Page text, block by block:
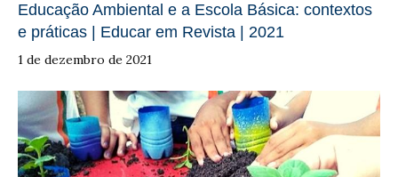
Educação Ambiental e a Escola Básica: contextos
e práticas | Educar em Revista | 2021
1 de dezembro de 2021